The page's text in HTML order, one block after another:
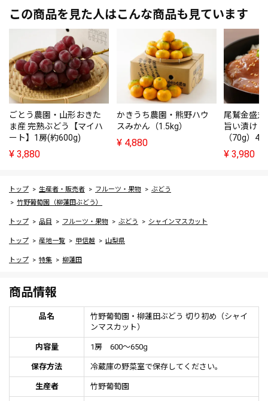
この商品を見た人はこんな商品も見ています
ごとう農園・山形おきた
ま産 完熟ぶどう【マイハ
ート】1房(約600g)
¥ 3,880
かきうち農園・熊野ハウ
スみかん（1.5kg）
¥ 4,880
尾鷲金盛
旨い漬け
（70g）4
¥ 3,980
トップ 生産者・販売者 フルーツ・果物
ぶどう
竹野葡萄園（柳蓮田ぶどう）
トップ 品目 フルーツ・果物 ぶどう シャインマスカット
トップ 産地一覧 甲信越 山梨県
トップ 特集 柳蓮田
商品情報
品名
竹野葡萄園・柳蓮田ぶどう 切り初め（シャイ
ンマスカット）
内容量 1房 600～650g
保存方法 冷蔵庫の野菜室で保存してください。
生産者 竹野葡萄園